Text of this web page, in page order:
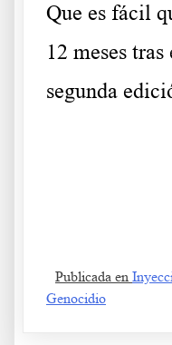
Que es fácil
12 meses
segunda
Publicada en
Genocidio